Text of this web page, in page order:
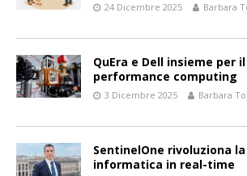
24 Dicembre 2025 Barbara
QuEra e Dell insieme per
performance computing
3 Dicembre 2025 Barbara
SentinelOne rivoluziona
informatica in real-time